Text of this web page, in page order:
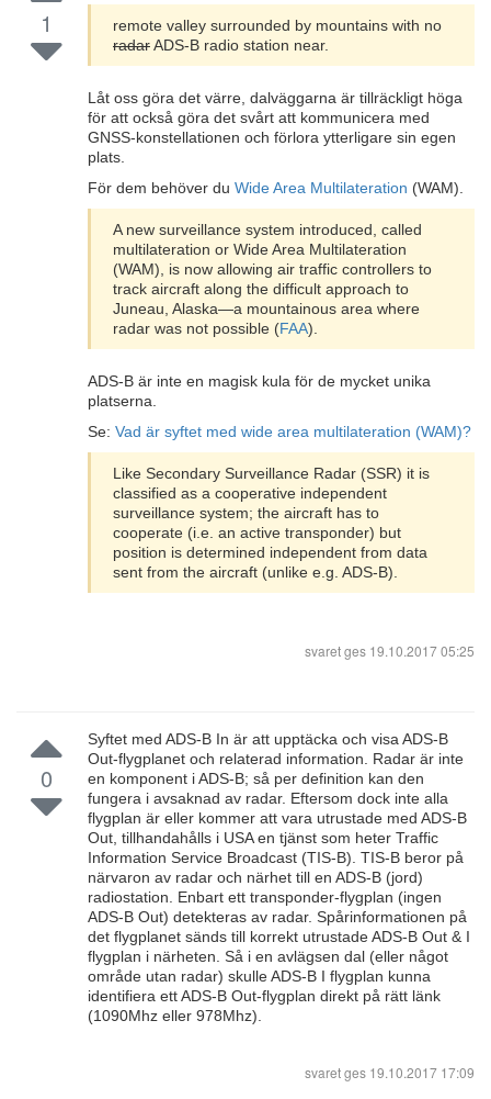
1
remote valley surrounded by mountains with no
radarADS-B radio station near.
Låt oss göra det värre, dalväggarna är tillräckligt höga
för att också göra det svårt att kommunicera med
GNSS-konstellationen och förlora ytterligare sin egen
plats.
För dem behöver du Wide Area Multilateration (WAM).
A new surveillance system introduced, called
multilateration or Wide Area Multilateration
(WAM), is now allowing air traffic controllers to
track aircraft along the difficult approach to
Juneau, Alaska—a mountainous area where
radar was not possible (FAA).
ADS-B är inte en magisk kula för de mycket unika
platserna.
Se: Vad är syftet med wide area multilateration (WAM)?
Like Secondary Surveillance Radar (SSR) it is
classified as a cooperative independent
surveillance system; the aircraft has to
cooperate (i.e. an active transponder) but
position is determined independent from data
sent from the aircraft (unlike e.g. ADS-B).
svaret ges 19.10.2017 05:25
0
Syftet med ADS-B In är att upptäcka och visa ADS-B
Out-flygplanet och relaterad information. Radar är inte
en komponent i ADS-B; så per definition kan den
fungera i avsaknad av radar. Eftersom dock inte alla
flygplan är eller kommer att vara utrustade med ADS-B
Out, tillhandahålls i USA en tjänst som heter Traffic
Information Service Broadcast (TIS-B). TIS-B beror på
närvaron av radar och närhet till en ADS-B (jord)
radiostation. Enbart ett transponder-flygplan (ingen
ADS-B Out) detekteras av radar. Spårinformationen på
det flygplanet sänds till korrekt utrustade ADS-B Out & I
flygplan i närheten. Så i en avlägsen dal (eller något
område utan radar) skulle ADS-B I flygplan kunna
identifiera ett ADS-B Out-flygplan direkt på rätt länk
(1090Mhz eller 978Mhz).
svaret ges 19.10.2017 17:09